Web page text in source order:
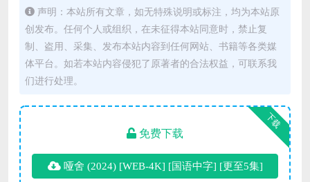
声明：本站所有文章，如无特殊说明或标注，均为本站原
创发布。任何个人或组织，在未征得本站同意时，禁止复
制、盗用、采集、发布本站内容到任何网站、书籍等各类媒
体平台。如若本站内容侵犯了原著者的合法权益，可联系我
们进行处理。
下载
免费下载
哑舍 (2024) [WEB-4K] [国语中字] [更至5集]